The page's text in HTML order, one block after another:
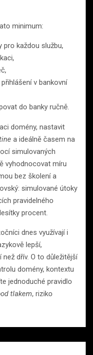
minimum:
pro každou službu,
v bankovní
do banky ručně.
domény, nastavit
a ideálně časem na
simulovaných
vyhodnocovat míru
bez školení a
simulované útoky
pravidelného
procent.
dnes využívají i
lepší,
dřív. O to důležitější
domény, kontextu
jednoduché pravidlo
tlakem, riziko